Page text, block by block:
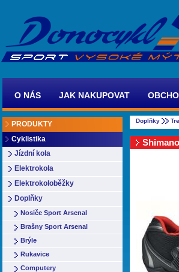
O NÁS JAK NAKUPOVAT
PRODUKTY
Cyklistika
Jízdní kola
Elektrokola
Elektrokoloběžky
Doplňky
Nosiče Sport Arsenal
Brašny Sport Arsenal
Brýle
Rukavice
Computery
Doplňky